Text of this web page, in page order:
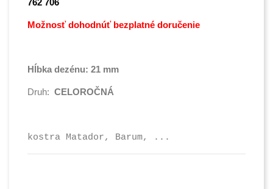
762 706
Možnosť dohodnúť bezplatné doručenie
Hĺbka dezénu: 21 mm
Druh: CELOROČNÁ
kostra Matador, Barum, ...